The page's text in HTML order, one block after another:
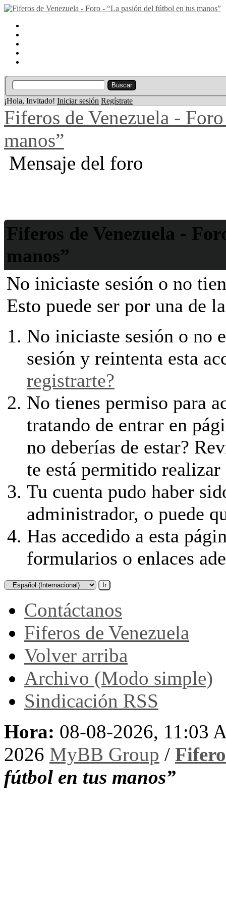
¡Hola, Invitado! Iniciar sesión Regístrate
Fiferos de Venezuela -
manos”
Mensaje del foro
Fiferos de Venezuela -
manos”
No iniciaste sesión o no
Esto puede ser por una de
No iniciaste sesión o no
sesión y reintenta esta
registrarte?
No tienes permiso para
tratando de entrar en
no deberías de estar?
te está permitido realizar
Tu cuenta pudo haber
administrador, o puede
Has accedido a esta
formularios o enlaces
Contáctanos
Fiferos de Venezuela
Volver arriba
Archivo (Modo simple)
Sindicación RSS
Hora: 08-08-2026, 11:03
2026 MyBB Group /
fútbol en tus manos”